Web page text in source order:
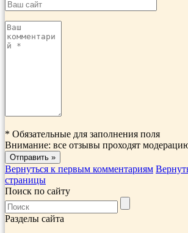
* Обязательные для заполнения поля
Внимание: все отзывы проходят
Вернуться к первым комментариям
страницы
Поиск по сайту
Разделы сайта